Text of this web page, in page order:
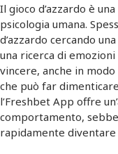
Il gioco d’azzardo è
psicologia umana.
d’azzardo cercando
una ricerca di
vincere, anche in
che può far
l’Freshbet App offre
comportamento,
rapidamente diventare